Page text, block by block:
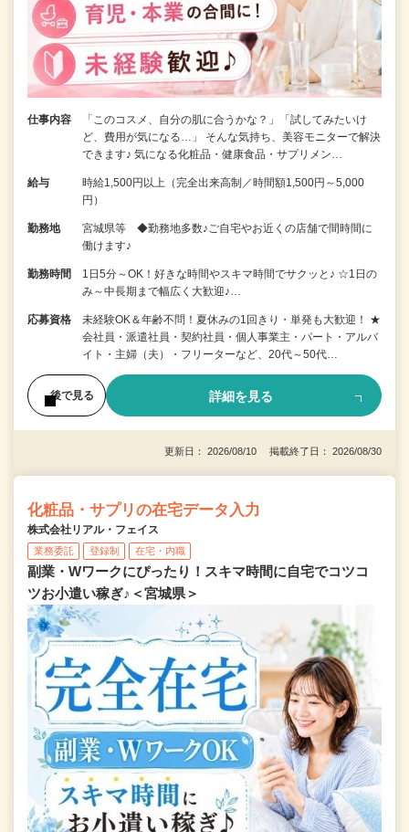
仕事内容
「このコスメ、自分の肌に合うかな？」「試してみたいけ
ど、費用が気になる…」 そんな気持ち、美容モニターで解決
できます♪ 気になる化粧品・健康食品・サプリメン…
給与
時給1,500円以上（完全出来高制／時間額1,500円～5,000
円）
勤務地
宮城県等 ◆勤務地多数♪ご自宅やお近くの店舗で間時間に
働けます♪
勤務時間
1日5分～OK！好きな時間やスキマ時間でサクッと♪ ☆1日の
み～中長期まで幅広く大歓迎♪…
応募資格
未経験OK＆年齢不問！夏休みの1回きり・単発も大歓迎！ ★
会社員・派遣社員・契約社員・個人事業主・パート・アルバ
イト・主婦（夫）・フリーターなど、20代～50代…
後で見る 詳細を見る
更新日： 2026/08/10 掲載終了日： 2026/08/30
化粧品・サプリの在宅データ入力
株式会社リアル・フェイス
業務委託 登録制 在宅・内職
副業・Wワークにぴったり！スキマ時間に自宅でコツコ
ツお小遣い稼ぎ♪＜宮城県＞